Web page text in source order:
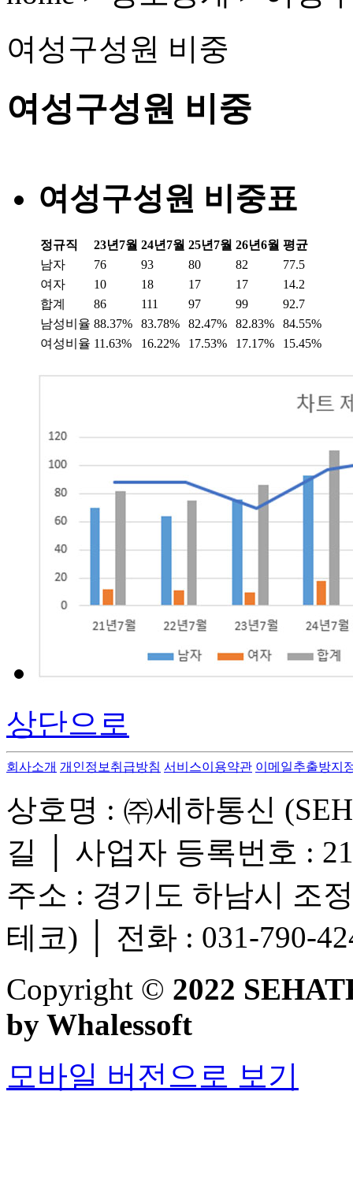
여성구성원 비중
여성구성원 비중
여성구성원 비중표
정규직 23년7월 24년7월 25년7월 26년6월 평균
남자
76 93 80 82
77.5
여자
10 18 17 17
14.2
합계
86 111 97 99
92.7
남성비율 88.37% 83.78% 82.47% 82.83%
84.55%
여성비율 11.63% 16.22% 17.53% 17.17% 15.45%
상단으로
회사소개 개인정보취급방침 서비스이용약관 이메일추출방지
상호명 : ㈜세하통신
길 │ 사업자 등록번호 :
주소 : 경기도 하남시 조
테코) │ 전화 : 031-790-
Copyright © 2022
by Whalessoft
모바일 버전으로 보기